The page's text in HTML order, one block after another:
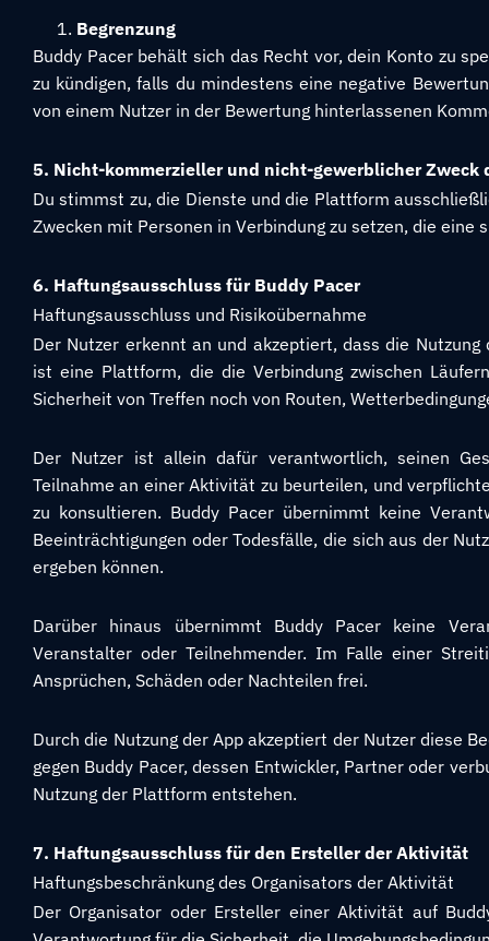
Begrenzung
Buddy Pacer behält sich das Recht vor, dein Konto zu
zu kündigen, falls du mindestens eine negative
von einem Nutzer in der Bewertung hinterlassenen
5. Nicht-kommerzieller und nicht-gewerblicher Zweck
Du stimmst zu, die Dienste und die Plattform
Zwecken mit Personen in Verbindung zu setzen, die
6. Haftungsausschluss für Buddy Pacer
Haftungsausschluss und Risikoübernahme
Der Nutzer erkennt an und akzeptiert, dass die
ist eine Plattform, die die Verbindung zwischen
Sicherheit von Treffen noch von Routen,
Der Nutzer ist allein dafür verantwortlich, seinen
Teilnahme an einer Aktivität zu beurteilen, und
zu konsultieren. Buddy Pacer übernimmt keine
Beeinträchtigungen oder Todesfälle, die sich aus der
ergeben können.
Darüber hinaus übernimmt Buddy Pacer keine
Veranstalter oder Teilnehmender. Im Falle einer
Ansprüchen, Schäden oder Nachteilen frei.
Durch die Nutzung der App akzeptiert der Nutzer diese
gegen Buddy Pacer, dessen Entwickler, Partner oder
Nutzung der Plattform entstehen.
7. Haftungsausschluss für den Ersteller der Aktivität
Haftungsbeschränkung des Organisators der Aktivität
Der Organisator oder Ersteller einer Aktivität auf